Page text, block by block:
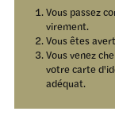
Vous passez
virement.
Vous êtes
Vous venez
votre carte
adéquat.